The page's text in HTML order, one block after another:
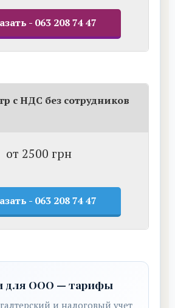
- 063 208 74 47
с НДС без сотрудников
от 2500 грн
- 063 208 74 47
для ООО — тарифы
и налоговый учет